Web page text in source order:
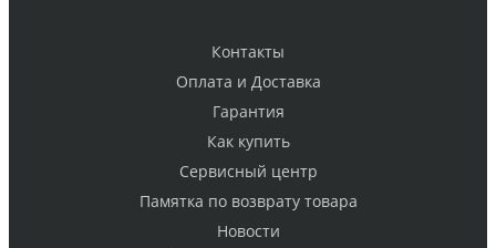
Контакты
Оплата и Доставка
Гарантия
Как купить
Cервисный центр
Памятка по возврату товара
Новости